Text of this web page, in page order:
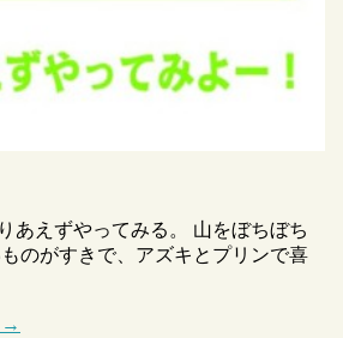
あえずやってみる。 山をぼちぼち
のがすきで、アズキとプリンで喜
→